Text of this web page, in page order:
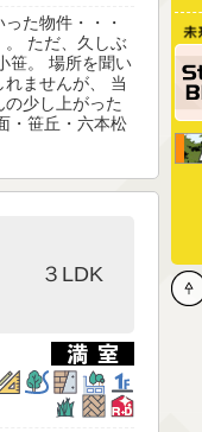
た物件・・・
ただ、久しぶ
笹。 場所を聞い
ませんが、 当
少し上がった
・笹丘・六本松